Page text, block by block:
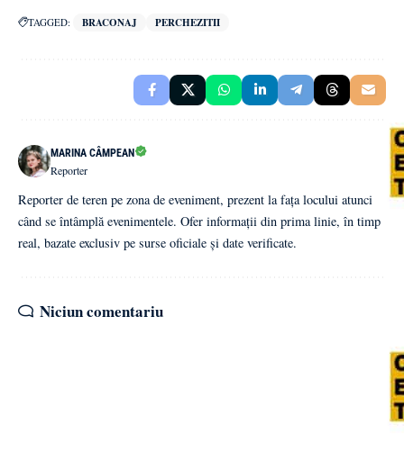
TAGGED: BRACONAJ PERCHEZITII
MARINA CÂMPEAN
Reporter
Reporter de teren pe zona de eveniment, prezent la fața locului atunci
când se întâmplă evenimentele. Ofer informații din prima linie, în timp
real, bazate exclusiv pe surse oficiale și date verificate.
Niciun comentariu